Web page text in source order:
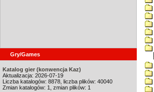
Gry/Games
Katalog gier (konwencja Kaz)
Aktualizacja: 2026-07-19
Liczba katalogów: 8878, liczba plików: 40040
Zmian katalogów: 1, zmian plików: 1